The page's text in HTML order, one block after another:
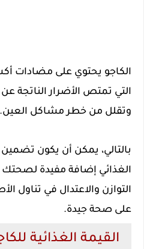
الكاجو يحتوي على مضادات
التي تمتص الأضرار الناتجة
وتقلل من خطر مشاكل العين.
بالتالي، يمكن أن يكون
الغذائي إضافة مفيدة لصحتك
التوازن والاعتدال في تناول
على صحة جيدة.
القيمة الغذائية